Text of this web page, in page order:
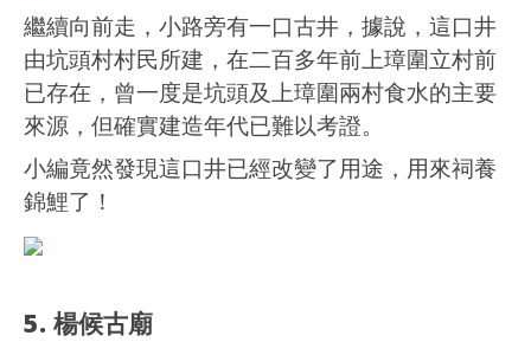
繼續向前走，小路旁有一口古井，據說，這口井
由坑頭村村民所建，在二百多年前上璋圍立村前
已存在，曾一度是坑頭及上璋圍兩村食水的主要
來源，但確實建造年代已難以考證。
小編竟然發現這口井已經改變了用途，用來祠養
錦鯉了！
5. 楊候古廟